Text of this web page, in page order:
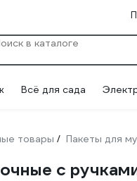
Всё для сада
товары / Пакеты для
с